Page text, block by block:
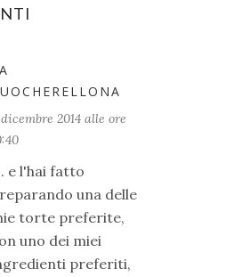
2014 alle ore
e l'hai fatto
una delle
torte preferite,
uno dei miei
preferiti,